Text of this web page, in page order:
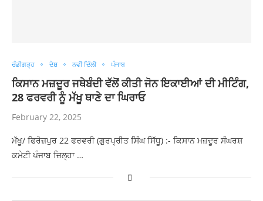
ਚੰਡੀਗੜ੍ਹ ਦੇਸ਼ ਨਵੀਂ ਦਿੱਲੀ ਪੰਜਾਬ
ਕਿਸਾਨ ਮਜ਼ਦੂਰ ਜਥੇਬੰਦੀ ਵੱਲੋਂ ਕੀਤੀ ਜੋਨ ਇਕਾਈਆਂ ਦੀ ਮੀਟਿੰਗ,
28 ਫਰਵਰੀ ਨੂੰ ਮੱਖੂ ਥਾਣੇ ਦਾ ਘਿਰਾਓ
February 22, 2025
ਮੱਖੂ/ ਫਿਰੋਜ਼ਪੁਰ 22 ਫਰਵਰੀ (ਗੁਰਪ੍ਰੀਤ ਸਿੰਘ ਸਿੱਧੂ) :- ਕਿਸਾਨ ਮਜ਼ਦੂਰ ਸੰਘਰਸ਼
ਕਮੇਟੀ ਪੰਜਾਬ ਜ਼ਿਲ੍ਹਾ …